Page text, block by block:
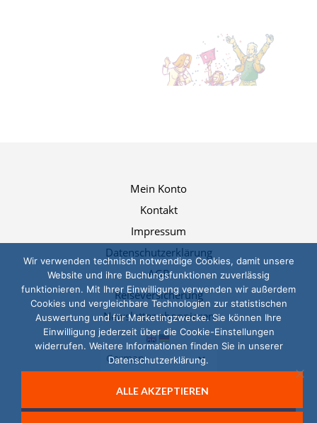
Mein Konto
Kontakt
Impressum
Datenschutzerklärung
AGB
Reiseversicherung
Newsletter abonnieren
Wir verwenden technisch notwendige Cookies, damit unsere
Website und ihre Buchungsfunktionen zuverlässig
funktionieren. Mit Ihrer Einwilligung verwenden wir außerdem
Cookies und vergleichbare Technologien zur statistischen
Auswertung und für Marketingzwecke. Sie können Ihre
Einwilligung jederzeit über die Cookie-Einstellungen
widerrufen. Weitere Informationen finden Sie in unserer
Datenschutzerklärung.
ALLE AKZEPTIEREN